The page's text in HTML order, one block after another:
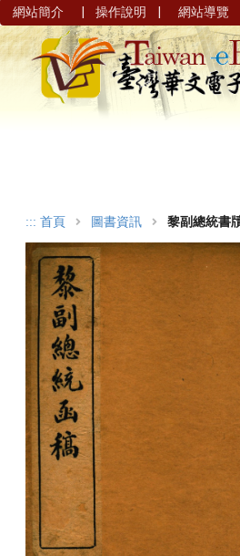
網站簡介 | 操作說明 | 網站導覽
::: 首頁 圖書資訊 黎副總統書